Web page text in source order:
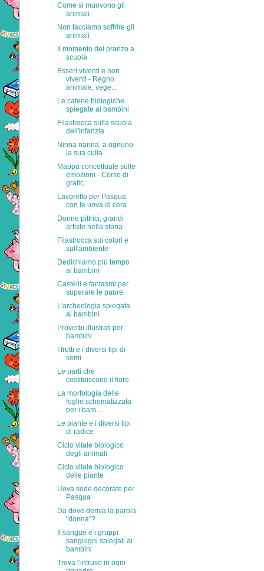
Come si muovono gli
animali
Non facciamo soffrire gli
animali
Il momento del pranzo a
scuola
Esseri viventi e non
viventi - Regno
animale, vege...
Le catene biologiche
spiegate ai bambini
Filastrocca sulla scuola
dell'infanzia
Ninna nanna, a ognuno
la sua culla
Mappa concettuale sulle
emozioni - Corso di
grafic...
Lavoretto per Pasqua
con le uova di cera
Donne pittrici, grandi
artiste nella storia
Filastrocca sui colori e
sull'ambiente
Dedichiamo più tempo
ai bambini
Castelli e fantasmi per
superare le paure
L'archeologia spiegata
ai bambini
Proverbi illustrati per
bambini
I frutti e i diversi tipi di
semi
Le parti che
costituiscono il fiore
La morfologia delle
foglie schematizzata
per i bam...
Le piante e i diversi tipi
di radice
Ciclo vitale biologico
degli animali
Ciclo vitale biologico
delle piante
Uova sode decorate per
Pasqua
Da dove deriva la parola
"donna"?
Il sangue e i gruppi
sanguigni spiegati ai
bambini
Trova l'intruso in ogni